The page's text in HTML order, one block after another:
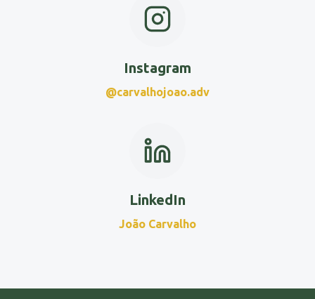
Instagram
@carvalhojoao.adv
LinkedIn
João Carvalho